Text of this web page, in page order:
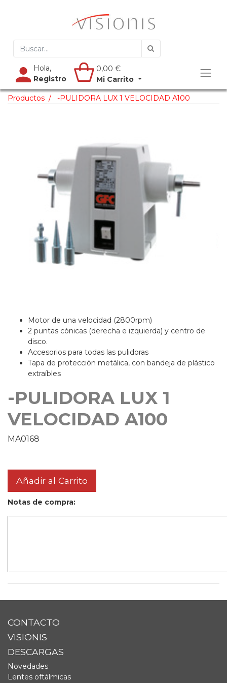
Hola,
Registro
0,00 €
Mi Carrito
Productos -PULIDORA LUX 1 VELOCIDAD A100
Motor de una velocidad (2800rpm)
2 puntas cónicas (derecha e izquierda) y centro de
disco.
Accesorios para todas las pulidoras
Tapa de protección metálica, con bandeja de plástico
extraíbles
-PULIDORA LUX 1
VELOCIDAD A100
MA0168
Añadir al Carrito
Notas de compra:
CONTACTO
VISIONIS
DESCARGAS
Novedades
Lentes oftálmicas